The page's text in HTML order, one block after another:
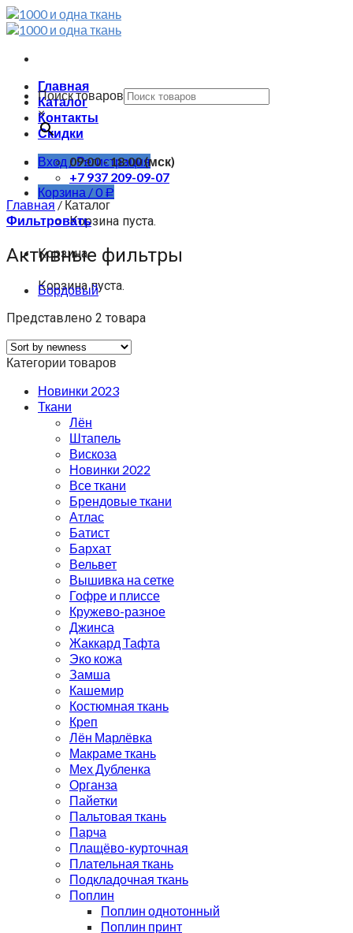
Skip
to
Главная
Каталог
Контакты
Скидки
Вход / Регистрация
Корзина /0 Р
Корзина пуста.
Корзина
Корзина пуста.
Поиск товаров
×
09:00 - 18:00 (мск)
+7 937 209-09-07
Главная/Каталог
Фильтровать
Активные фильтры
Бордовый
Представлено 2 товара
Категории товаров
Новинки 2023
Ткани
Лён
Штапель
Вискоза
Новинки 2022
Все ткани
Брендовые ткани
Атлас
Батист
Бархат
Вельвет
Вышивка на сетке
Гофре и плиссе
Кружево-разное
Джинса
Жаккард Тафта
Эко кожа
Замша
Кашемир
Костюмная ткань
Креп
Лён Марлёвка
Макраме ткань
Мех Дубленка
Органза
Пайетки
Пальтовая ткань
Парча
Плащёво-курточная
Плательная ткань
Подкладочная ткань
Поплин
Поплин однотонный
Поплин принт